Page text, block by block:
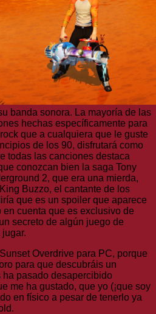
banda sonora. La mayoría de las
hechas específicamente para
que a cualquiera que le guste
de los 90, disfrutará como
todas las canciones destaca
conozcan bien la saga Tony
2, que era una mierda,
Buzzo, el cantante de los
que es un spoiler que aparece
cuenta que es exclusivo de
secreto de algún juego de
Overdrive para PC, porque
para que descubráis un
pasado desapercibido
me ha gustado, que yo (¡que soy
en físico a pesar de tenerlo ya